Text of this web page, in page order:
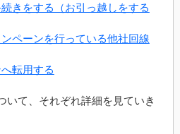
きをする（お引っ越しをする
ペーンを行っている他社回線
転用する
いて、それぞれ詳細を見ていき